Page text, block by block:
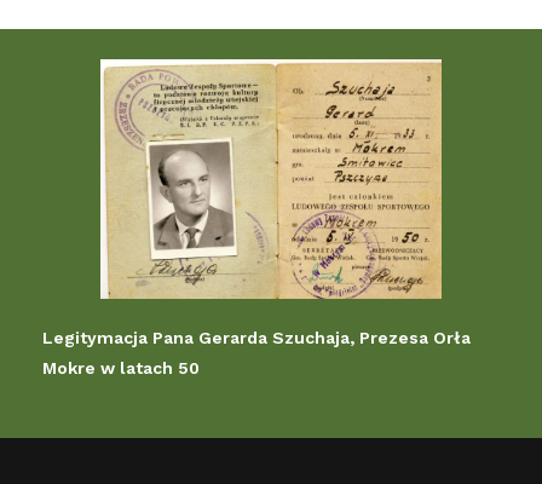
Legitymacja Pana Gerarda Szuchaja, Prezesa Orła
Mokre w latach 50